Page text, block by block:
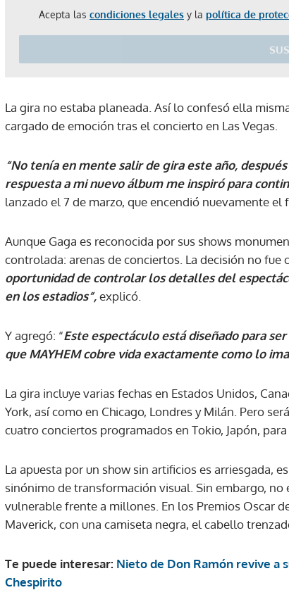
Acepta las condiciones legales y la política de
Gracias por
La gira no estaba planeada. Así lo confesó ella
cargado de emoción tras el concierto en Las Vegas.
“No tenía en mente salir de gira este año,
respuesta a mi nuevo álbum me inspiró para
lanzado el 7 de marzo, que encendió nuevamente el
Aunque Gaga es reconocida por sus shows
controlada: arenas de conciertos. La decisión no fue
oportunidad de controlar los detalles del
en los estadios”,explicó.
Y agregó: “Este espectáculo está diseñado para
que MAYHEM cobre vida exactamente como lo
La gira incluye varias fechas en Estados Unidos,
York, así como en Chicago, Londres y Milán. Pero
cuatro conciertos programados en Tokio, Japón,
La apuesta por un show sin artificios es arriesgada,
sinónimo de transformación visual. Sin embargo,
vulnerable frente a millones. En los Premios Oscar
Maverick, con una camiseta negra, el cabello
Te puede interesar: Nieto de Don Ramón revive a
Chespirito